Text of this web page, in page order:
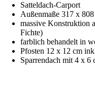
Satteldach-Carport
Außenmaße 317 x
massive Konstruktion
Fichte)
farblich behandelt in
Pfosten 12 x 12 cm
Sparrendach mit 4 x 6